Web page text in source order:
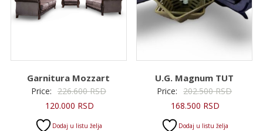
Garnitura Mozzart
Price: 226.600RSDOriginalna
120.000 RSDTrenutna
Dodaj u listu želja
U.G. Magnum TUT
Price: 202.500RSD
168.500 RSD
Dodaj u listu želja